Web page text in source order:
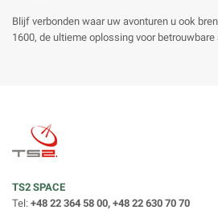
Blijf verbonden waar uw avonturen u ook
1600, de ultieme oplossing voor
TS2 SPACE
Tel: +48 22 364 58 00, +48 22 630 70 70